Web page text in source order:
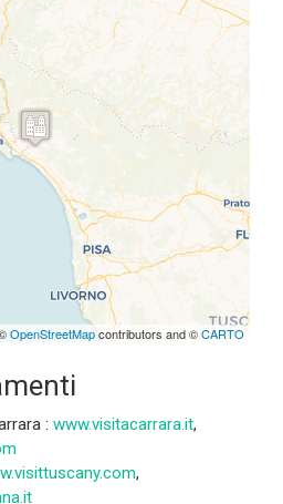
Map is loading...
this after your page is
leafletJS files
are missing.
OpenStreetMapcontributors and ©CARTO
: www.visitacarrara.it,
,